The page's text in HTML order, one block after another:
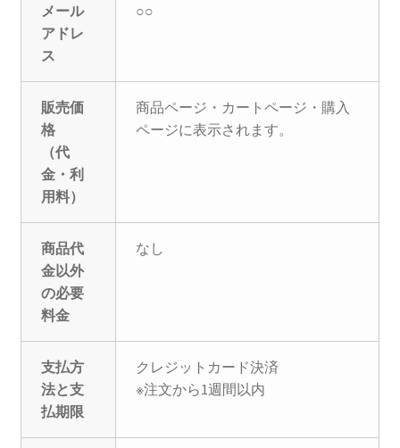
メール
アドレ
ス
○○
販売価
格
（代
金・利
用料）
商品ページ・カートページ・購入
ページに表示されます。
商品代
金以外
の必要
料金
なし
支払方
法と支
払期限
クレジットカード決済
※注文から1週間以内